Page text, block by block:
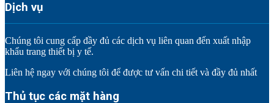
Dịch vụ
Chúng tôi cung cấp đầy đủ các dịch vụ liên quan đến xuất nhập
khẩu trang thiết bị y tế.
Liên hệ ngay với chúng tôi để được tư vấn chi tiết và đầy đủ nhất
Thủ tục các mặt hàng